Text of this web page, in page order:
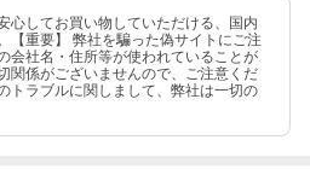
心してお買い物していただける、国内
【重要】 弊社を騙った偽サイトにご注
会社名・住所等が使われていることが
関係がございませんので、ご注意くだ
トラブルに関しまして、弊社は一切の